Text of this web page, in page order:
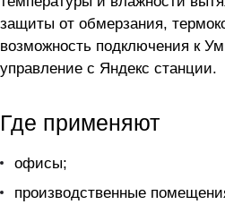
защиты от обмерзания,
возможность подключения к
управление с Яндекс станции.
Где применяют
офисы;
производственные